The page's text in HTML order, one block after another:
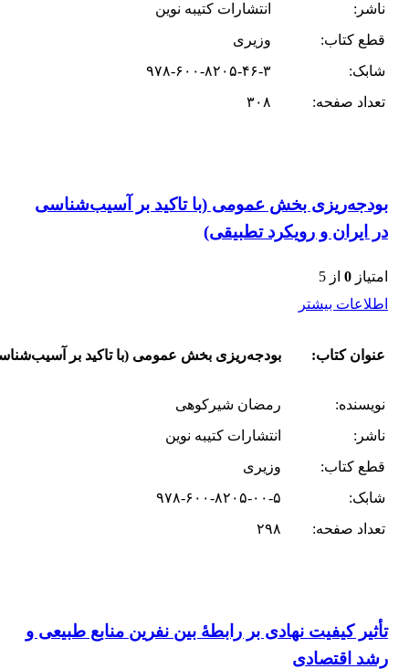
ناشر:
انتشارات کتیبه نوین
قطع کتاب:
وزیری
شابک:
۹۷۸-۶۰۰-۸۲۰۵-۴۶-۳
تعداد صفحه:
۳۰۸
بودجه‌ریزی بخش عمومی (با تاکید بر آسیب‌شناسی
در ایران و رویکرد تطبیقی)
امتیاز 0 از 5
اطلاعات بیشتر
عنوان کتاب: بودجه‌ریزی بخش عمومی (با تاکید بر
نویسنده:
رمضان شیرکوهی
ناشر:
انتشارات کتیبه نوین
قطع کتاب:
وزیری
شابک:
۹۷۸-۶۰۰-۸۲۰۵-۰۰-۵
تعداد صفحه:
۲۹۸
تأثیر کیفیت نهادی بر رابطۀ بین نفرین منابع طبیعی و
رشد اقتصادی